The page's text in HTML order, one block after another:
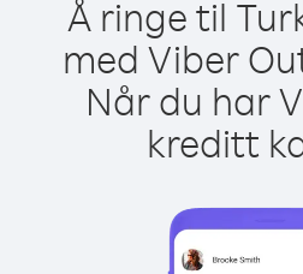
Å ringe til
med Viber
Når du har
kreditt